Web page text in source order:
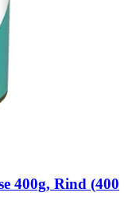
400g, Rind (400